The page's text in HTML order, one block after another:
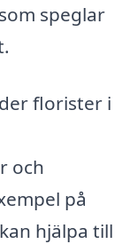
speglar
florister i
och
på
hjälpa till